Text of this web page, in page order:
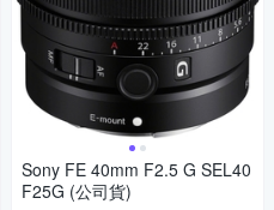
Sony FE 40mm F2.5 G SEL40
F25G (公司貨)